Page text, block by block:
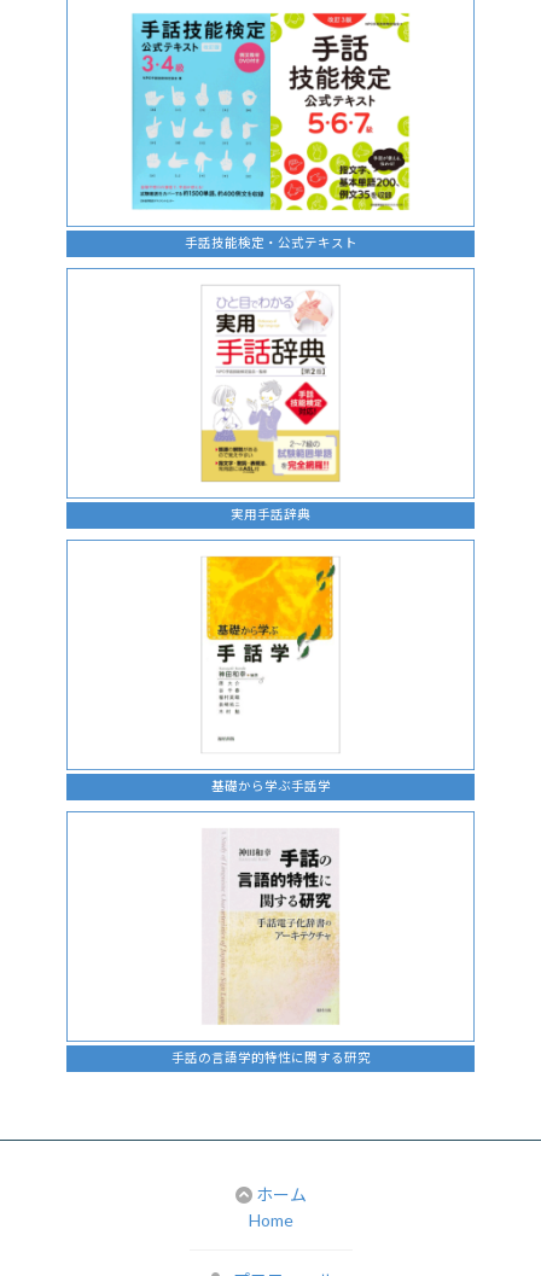
手話技能検定・公式テキスト
実用手話辞典
基礎から学ぶ手話学
手話の言語学的特性に関する研究
ホーム
Home